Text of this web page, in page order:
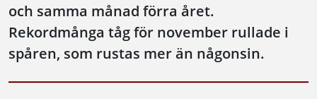
och samma månad förra året.
Rekordmånga tåg för november rullade i
spåren, som rustas mer än någonsin.